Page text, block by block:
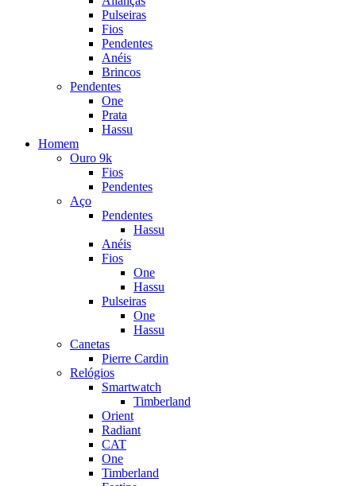
Pulseiras
Fios
Pendentes
Anéis
Brincos
Pendentes
One
Prata
Hassu
Homem
Ouro 9k
Fios
Pendentes
Aço
Pendentes
Hassu
Anéis
Fios
One
Hassu
Pulseiras
One
Hassu
Canetas
Pierre Cardin
Relógios
Smartwatch
Timberland
Orient
Radiant
CAT
One
Timberland